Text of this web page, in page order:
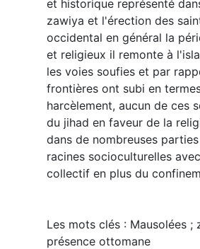
et historique représenté
zawiya et l'érection des
occidental en général la
et religieux il remonte à
les voies soufies et par
frontières ont subi en
harcèlement, aucun de ces
du jihad en faveur de la
dans de nombreuses
racines socioculturelles
collectif en plus du
Les mots clés : Mausolées
présence ottomane